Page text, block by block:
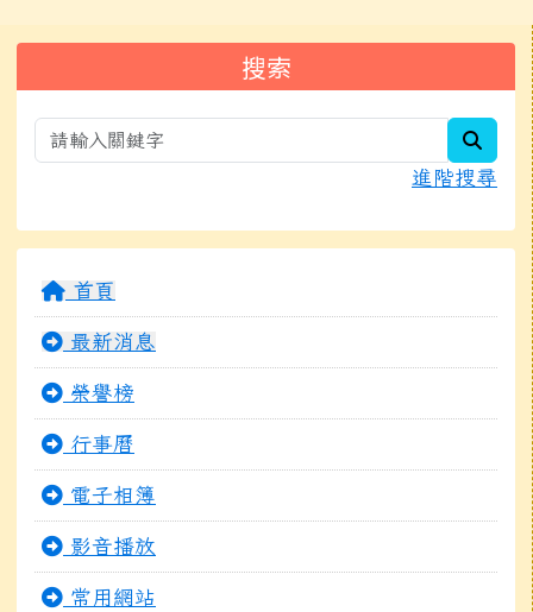
搜索
進階搜尋
首頁
最新消息
榮譽榜
行事曆
電子相簿
影音播放
常用網站